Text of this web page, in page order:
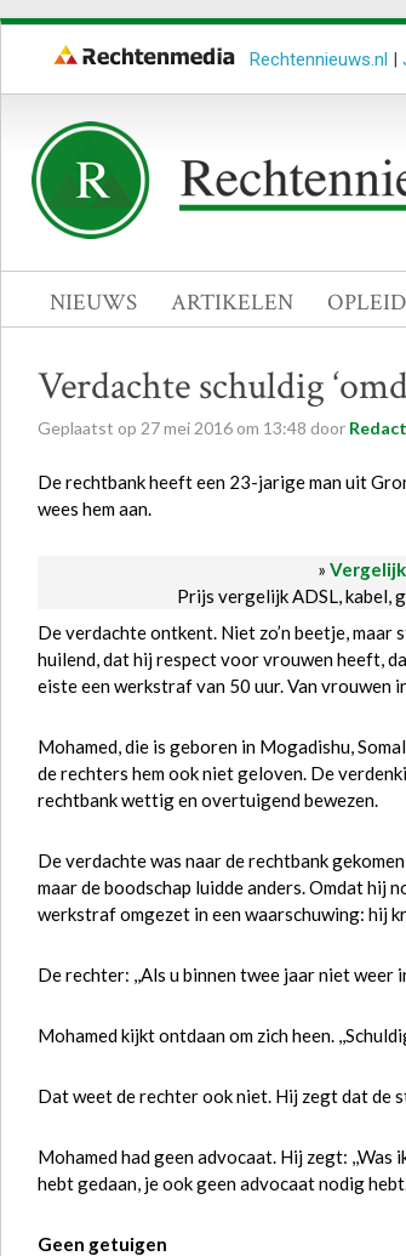
Rechtennieuws.nl |
NIEUWS ARTIKELEN
Verdachte schuldig
Geplaatst op 27mei 2016 om 13:48 door
De rechtbank heeft een 23-jarige man uit
wees hem aan.
»
Prijs vergelijk ADSL, kabel,
De verdachte ontkent. Niet zo’n beetje,
huilend, dat hij respect voor vrouwen heeft,
eiste een werkstraf van 50 uur. Van vrouwen
Mohamed, die is geboren in Mogadishu,
de rechters hem ook niet geloven. De
rechtbank wettig en overtuigend bewezen.
De verdachte was naar de rechtbank
maar de boodschap luidde anders. Omdat hij
werkstraf omgezet in een waarschuwing: hij
De rechter: ,,Als u binnen twee jaar niet weer
Mohamed kijkt ontdaan om zich heen.
Dat weet de rechter ook niet. Hij zegt dat de
Mohamed had geen advocaat. Hij zegt: ,,Was
hebt gedaan, je ook geen advocaat nodig
Geen getuigen